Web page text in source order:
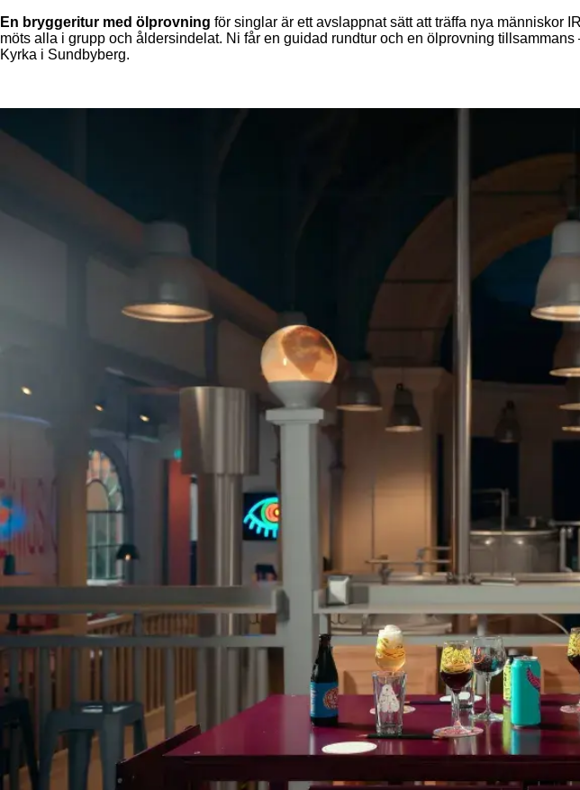
En bryggeritur med ölprovning för singlar är ett avslappnat sätt att träffa nya människor
möts alla i grupp och åldersindelat. Ni får en guidad rundtur och en ölprovning
Kyrka i Sundbyberg.